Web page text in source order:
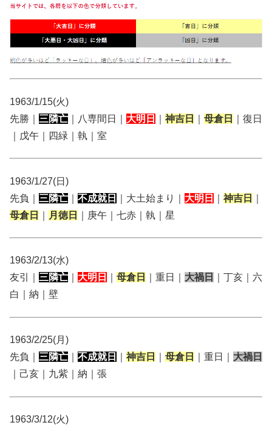
1963/1/15(火)
先勝｜ 三隣亡 ｜八専間日｜ 大明日 神吉日 母倉日
｜復日
｜戊午｜四緑｜執｜室
1963/1/27(日)
先負｜ 三隣亡 不成就日 ｜大土始まり｜ 大明日 神吉日
母倉日
月徳日 ｜庚午｜七赤｜執｜星
1963/2/13(水)
友引｜ 三隣亡 大明日 母倉日 ｜重日｜ 大禍日
｜丁亥｜六
白｜納｜壁
1963/2/25(月)
先負｜ 三隣亡 不成就日 神吉日 母倉日 ｜重日｜ 大禍日
｜己亥｜九紫｜納｜張
1963/3/12(火)